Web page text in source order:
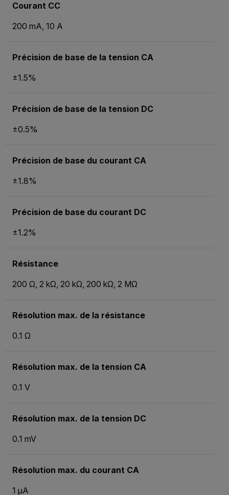
Courant CC
200 mA, 10 A
Précision de base de la tension CA
±1.5%
Précision de base de la tension DC
±0.5%
Précision de base du courant CA
±1.8%
Précision de base du courant DC
±1.2%
Résistance
200 Ω, 2 kΩ, 20 kΩ, 200 kΩ, 2 MΩ
Résolution max. de la résistance
0.1 Ω
Résolution max. de la tension CA
0.1 V
Résolution max. de la tension DC
0.1 mV
Résolution max. du courant CA
1 µA